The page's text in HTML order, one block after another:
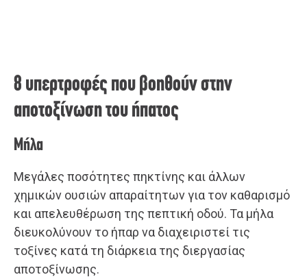
8 υπερτροφές που βοηθούν στην
αποτοξίνωση του ήπατος
Μήλα
Μεγάλες ποσότητες πηκτίνης και άλλων
χημικών ουσιών απαραίτητων για τον καθαρισμό
και απελευθέρωση της πεπτική οδού. Τα μήλα
διευκολύνουν το ήπαρ να διαχειριστεί τις
τοξίνες κατά τη διάρκεια της διεργασίας
αποτοξίνωσης.